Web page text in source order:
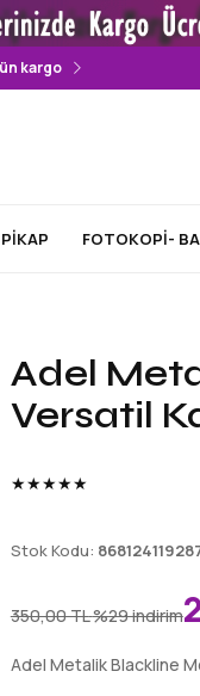
kargo
FOTOKOPİ-
Adel
Versatil
★★★★★
Stok Kodu:
350,00 TL%29 indirim
Adel Metalik Blackline